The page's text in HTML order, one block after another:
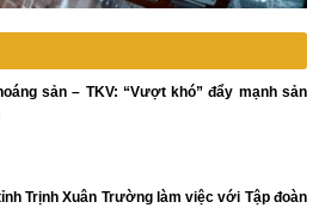
sản – TKV: “Vượt khó” đẩy mạnh sản
Trịnh Xuân Trường làm việc với Tập đoàn